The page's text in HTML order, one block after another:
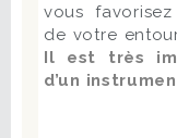
vous
de votre
Il est très
d’un